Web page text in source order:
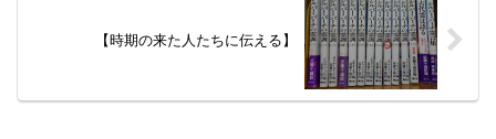
【時期の来た人たちに伝える】